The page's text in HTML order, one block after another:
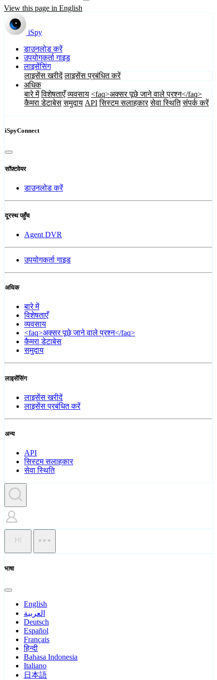
View this page in English
iSpy
डाउनलोड करें
उपयोगकर्ता गाइड
लाइसेंसिंग
लाइसेंस खरीदें लाइसेंस प्रबंधित करें
अधिक
बारे में विशेषताएँ व्यवसाय <faq>अक्सर पूछे जाने वाले प्रश्न</faq>
कैमरा डेटाबेस समुदाय API सिस्टम सलाहकार सेवा स्थिति संपर्क करें
iSpyConnect
सॉफ़्टवेयर
डाउनलोड करें
दूरस्थ पहुँच
Agent DVR
उपयोगकर्ता गाइड
अधिक
बारे में
विशेषताएँ
व्यवसाय
<faq>अक्सर पूछे जाने वाले प्रश्न</faq>
कैमरा डेटाबेस
समुदाय
लाइसेंसिंग
लाइसेंस खरीदें
लाइसेंस प्रबंधित करें
अन्य
API
सिस्टम सलाहकार
सेवा स्थिति
HI
भाषा
English
العربية
Deutsch
Español
Français
हिन्दी
Bahasa Indonesia
Italiano
日本語